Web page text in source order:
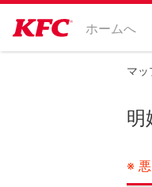
ホームへ
マッ
明
※